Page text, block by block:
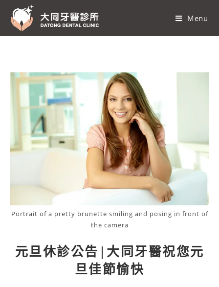
Menu
Portrait of a pretty brunette smiling and posing in front of
the camera
元旦休診公告|大同牙醫祝您元
旦佳節愉快